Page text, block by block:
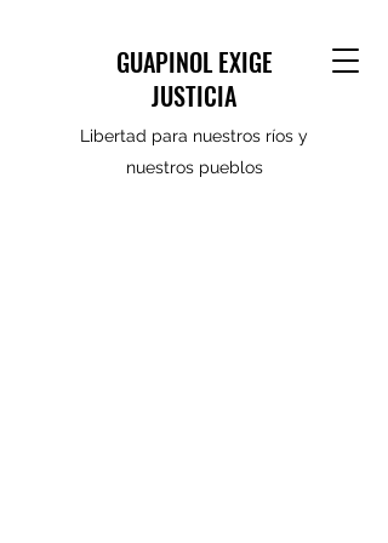
GUAPINOL EXIGE
JUSTICIA
Libertad para nuestros ríos y
nuestros pueblos